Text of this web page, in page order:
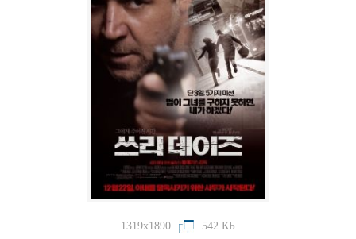
1319x1890 542 КБ